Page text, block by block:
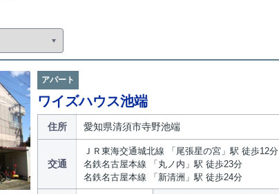
アパート
ワイズハウス池端
住所 愛知県清須市寺野池端
交通
ＪＲ東海交通城北線 「尾張星の宮」駅 徒歩12分
名鉄名古屋本線 「丸ノ内」駅 徒歩23分
名鉄名古屋本線 「新清洲」駅 徒歩24分